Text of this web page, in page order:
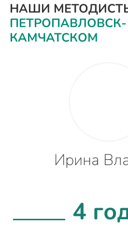
НАШИ
ПЕТРОПАВЛОВСК-
КАМЧАТСКОМ
Ирина
4